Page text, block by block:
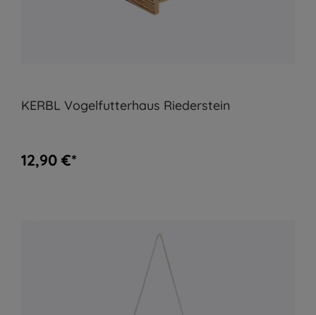
KERBL Vogelfutterhaus Riederstein
12,90 €*